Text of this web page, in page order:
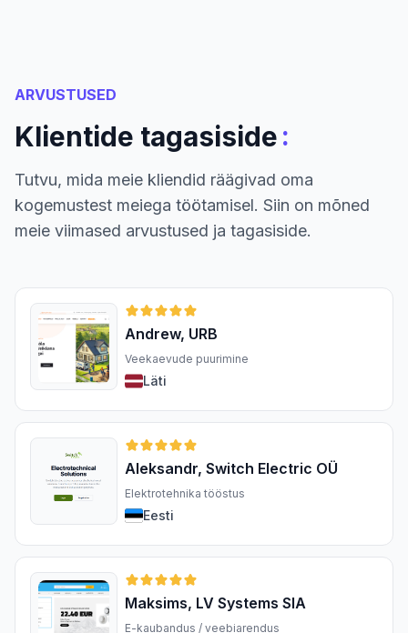
ARVUSTUSED
Klientide tagasiside:
Tutvu, mida meie kliendid räägivad oma
kogemustest meiega töötamisel. Siin on mõned
meie viimased arvustused ja tagasiside.
Andrew, URB
Veekaevude puurimine
Läti
Aleksandr, Switch Electric OÜ
Elektrotehnika tööstus
Eesti
Maksims, LV Systems SIA
E-kaubandus / veebiarendus